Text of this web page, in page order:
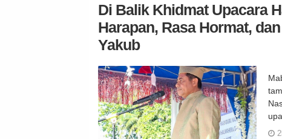
Di Balik Khidmat Upacara
Harapan, Rasa Hormat,
Yakub